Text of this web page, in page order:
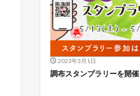
2023年3月1日
調布スタンプラリーを開催